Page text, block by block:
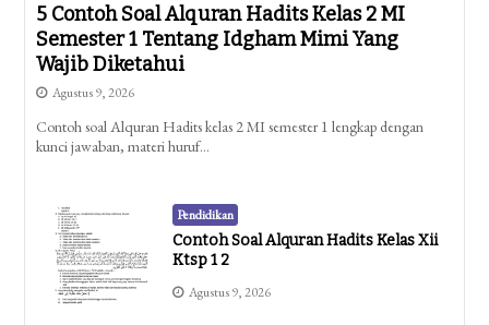
5 Contoh Soal Alquran Hadits Kelas 2 MI
Semester 1 Tentang Idgham Mimi Yang
Wajib Diketahui
Agustus 9, 2026
Contoh soal Alquran Hadits kelas 2 MI semester 1 lengkap dengan
kunci jawaban, materi huruf…
Pendidikan
Contoh Soal Alquran Hadits Kelas Xii
Ktsp 1 2
Agustus 9, 2026